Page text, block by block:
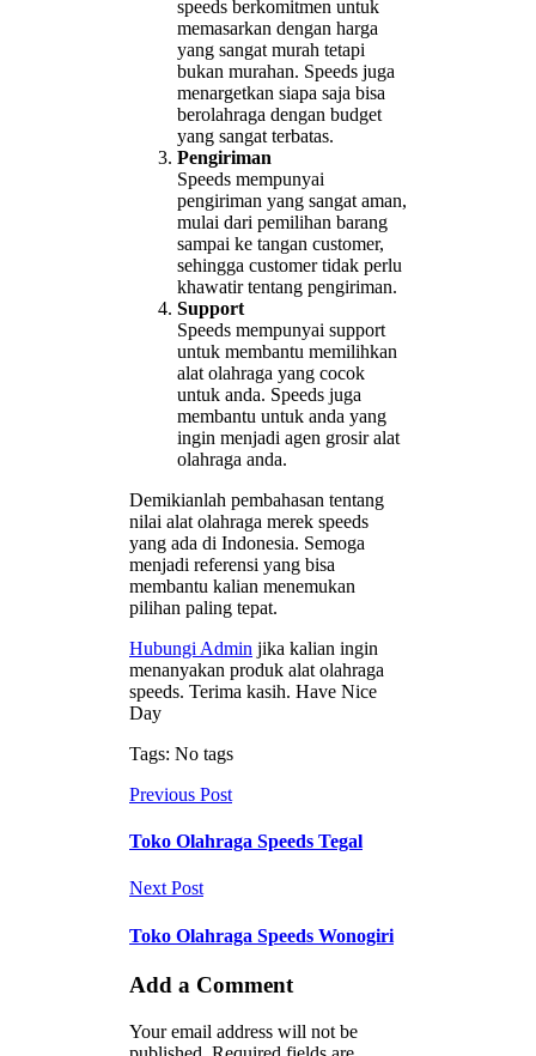
speeds berkomitmen untuk
memasarkan dengan harga
yang sangat murah tetapi
bukan murahan. Speeds juga
menargetkan siapa saja bisa
berolahraga dengan budget
yang sangat terbatas.
Pengiriman
Speeds mempunyai
pengiriman yang sangat aman,
mulai dari pemilihan barang
sampai ke tangan customer,
sehingga customer tidak perlu
khawatir tentang pengiriman.
Support
Speeds mempunyai support
untuk membantu memilihkan
alat olahraga yang cocok
untuk anda. Speeds juga
membantu untuk anda yang
ingin menjadi agen grosir alat
olahraga anda.
Demikianlah pembahasan tentang
nilai alat olahraga merek speeds
yang ada di Indonesia. Semoga
menjadi referensi yang bisa
membantu kalian menemukan
pilihan paling tepat.
Hubungi Admin jika kalian ingin
menanyakan produk alat olahraga
speeds. Terima kasih. Have Nice
Day
Tags: No tags
Previous Post
Toko Olahraga Speeds Tegal
Next Post
Toko Olahraga Speeds Wonogiri
Add a Comment
Your email address will not be